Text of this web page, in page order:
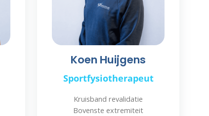
Koen Huijgens
Sportfysiotherapeut
Kruisband revalidatie
Bovenste extremiteit